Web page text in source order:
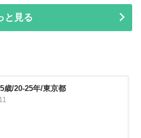
と見る
歳/20-25年/東京都